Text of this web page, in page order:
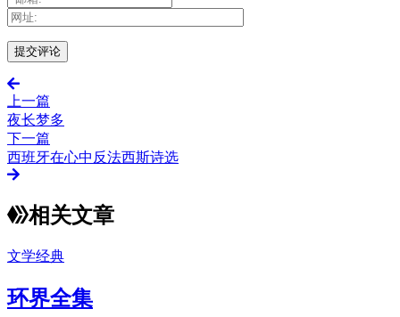
上一篇
夜长梦多
下一篇
西班牙在心中反法西斯诗选
相关文章
文学经典
环界全集